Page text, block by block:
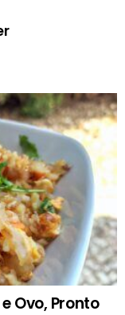
Ovo, Pronto